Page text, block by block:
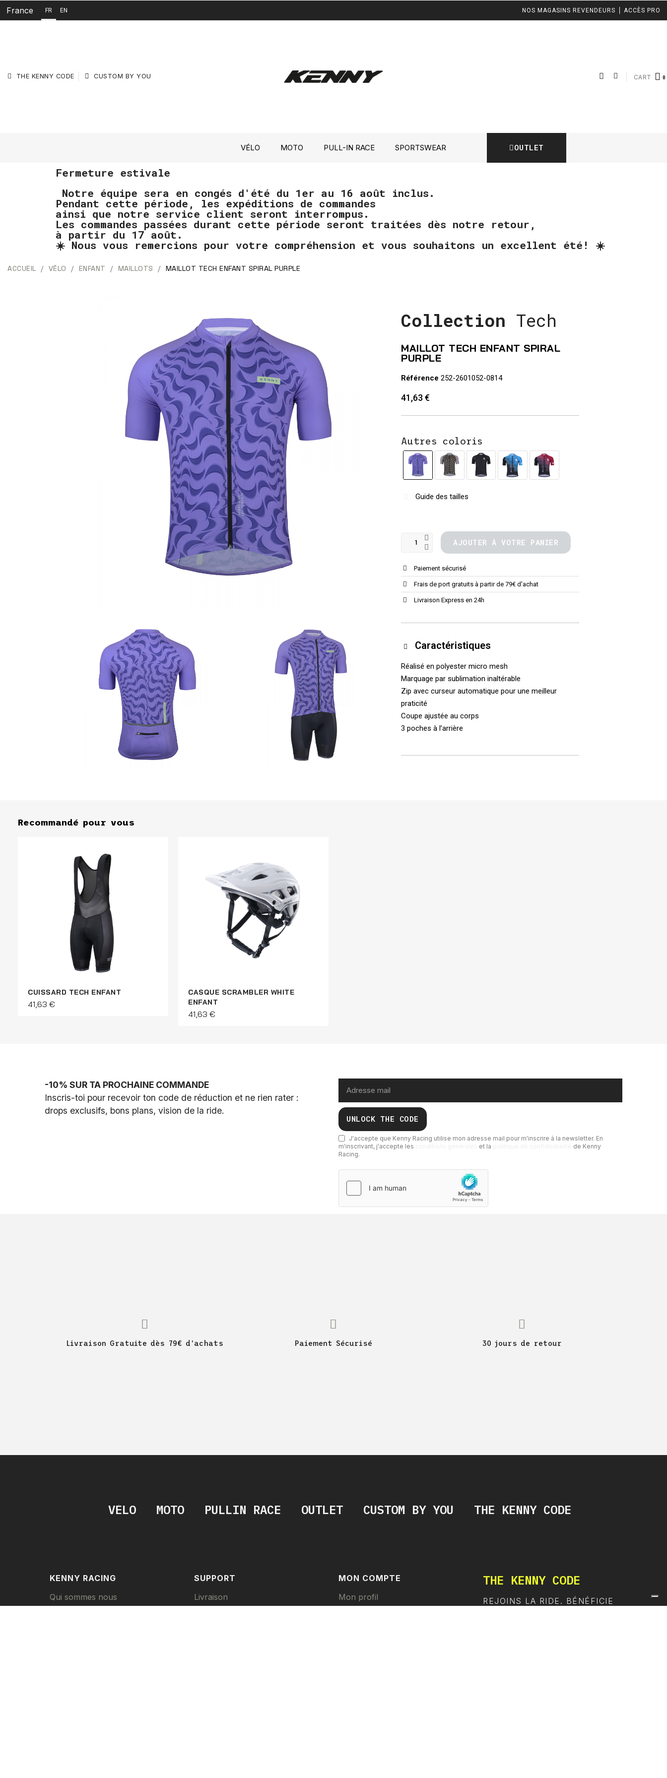
France FR EN NOS MAGASINS REVENDEURS ACCÈS PRO
THE KENNY CODE CUSTOM BY YOU CART
VÉLO MOTO PULL-IN RACE SPORTSWEAR OUTLET
Fermeture estivale
Notre équipe sera en congés d'été du 1er au 16 août inclus.
Pendant cette période, les expéditions de commandes
ainsi que notre service client seront interrompus.
Les commandes passées durant cette période seront traitées dès notre retour,
à partir du 17 août.
☀️ Nous vous remercions pour votre compréhension et vous souhaitons un excellent été! ☀️
ACCUEIL VÉLO ENFANT MAILLOTS MAILLOT TECH ENFANT SPIRAL PURPLE
Collection Tech
MAILLOT TECH ENFANT SPIRAL
PURPLE
Référence 252-2601052-0814
41,63 €
Autres coloris
Guide des tailles
AJOUTER À VOTRE PANIER
Paiement sécurisé
Frais de port gratuits à partir de 79€ d'achat
Livraison Express en 24h
Caractéristiques
Réalisé en polyester micro mesh
Marquage par sublimation inaltérable
Zip avec curseur automatique pour une meilleur
praticité
Coupe ajustée au corps
3 poches à l’arrière
Recommandé pour vous
CUISSARD TECH ENFANT
41,63 €
CASQUE SCRAMBLER WHITE
ENFANT
41,63 €
-10% SUR TA PROCHAINE COMMANDE
Inscris-toi pour recevoir ton code de réduction et ne rien rater :
drops exclusifs, bons plans, vision de la ride.
UNLOCK THE CODE
J'accepte que Kenny Racing utilise mon adresse mail pour m'inscrire à la newsletter. En
m'inscrivant, j'accepte les et la
de Kenny
Racing.
Livraison Gratuite dès 79€ d'achats Paiement Sécurisé 30 jours de retour
VÉLO MOTO PULLIN RACE OUTLET CUSTOM BY YOU THE KENNY CODE
KENNY RACING
Qui sommes nous
SUPPORT
Livraison
MON COMPTE
Mon profil
THE KENNY CODE
REJOINS LA RIDE. BÉNÉFICIE